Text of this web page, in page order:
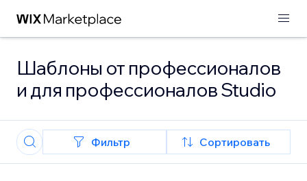
Шаблоны от профессионалов
и для профессионалов Studio
Фильтр Сортировать